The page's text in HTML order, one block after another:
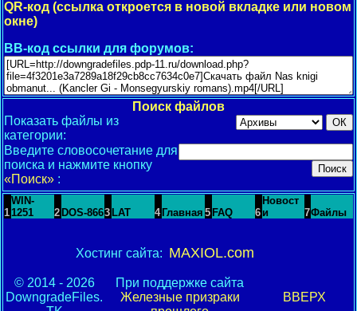
QR-код (ссылка откроется в новой вкладке или новом
окне)
BB-код ссылки для форумов:
Поиск файлов
Показать файлы из
категории:
Введите словосочетание для
поиска и нажмите кнопку
«Поиск» :
1
WIN-
1251
2 DOS-8663 LAT 4 Главная 5 FAQ 6
Новост
и
7Файлы
Хостинг сайта: MAXIOL.com
© 2014 - 2026
DowngradeFiles.
При поддержке сайта
Железные призраки
ВВЕРХ